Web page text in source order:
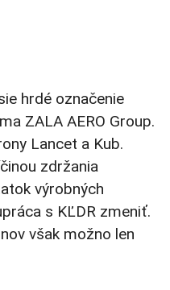
hrdé označenie
ZALA AERO Group.
Lancet a Kub.
zdržania
výrobných
s KĽDR zmeniť.
však možno len